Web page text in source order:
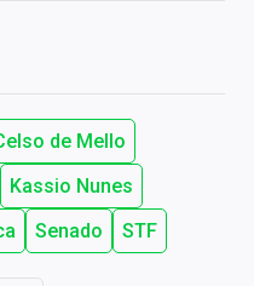
de Mello
Kassio Nunes
Senado STF